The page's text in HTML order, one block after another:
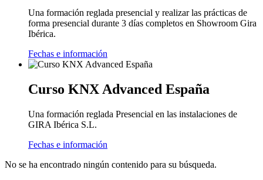
Una formación reglada presencial y realizar las prácticas de
forma presencial durante 3 días completos en Showroom Gira
Ibérica.
Fechas e información
Curso KNX Advanced España
Una formación reglada Presencial en las instalaciones de
GIRA Ibérica S.L.
Fechas e información
No se ha encontrado ningún contenido para su búsqueda.